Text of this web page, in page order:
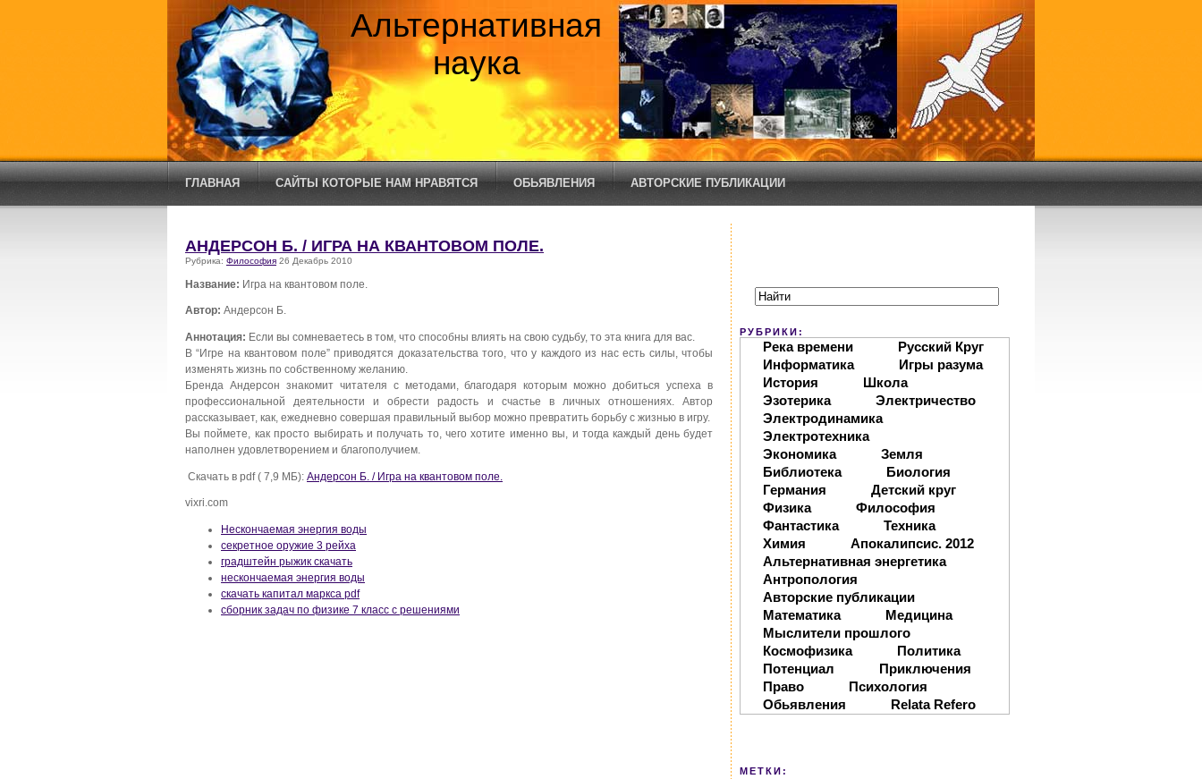
Альтернативная
наука
ГЛАВНАЯ САЙТЫ КОТОРЫЕ НАМ НРАВЯТСЯ ОБЬЯВЛЕНИЯ АВТОРСКИЕ ПУБЛИКАЦИИ
АНДЕРСОН Б. / ИГРА НА КВАНТОВОМ ПОЛЕ.
Рубрика: Философия 26 Декабрь 2010
Название: Игра на квантовом поле.
Автор: Андерсон Б.
Аннотация: Если вы сомневаетесь в том, что способны влиять на свою судьбу, то эта книга для вас.
В “Игре на квантовом поле” приводятся доказательства того, что у каждого из нас есть силы, чтобы
изменять жизнь по собственному желанию.
Бренда Андерсон знакомит читателя с методами, благодаря которым можно добиться успеха в
профессиональной деятельности и обрести радость и счастье в личных отношениях. Автор
рассказывает, как, ежедневно совершая правильный выбор можно превратить борьбу с жизнью в игру.
Вы поймете, как просто выбирать и получать то, чего хотите именно вы, и тогда каждый день будет
наполнен удовлетворением и благополучием.
Скачать в pdf ( 7,9 МБ): Андерсон Б. / Игра на квантовом поле.
vixri.com
Нескончаемая энергия воды
секретное оружие 3 рейха
градштейн рыжик скачать
нескончаемая энергия воды
скачать капитал маркса pdf
сборник задач по физике 7 класс с решениями
РУБРИКИ:
Река времени
Русский Круг
Информатика
Игры разума
История
Школа
Эзотерика
Электричество
Электродинамика
Электротехника
Экономика
Земля
Библиотека
Биология
Германия
Детский круг
Физика
Философия
Фантастика
Техника
Химия
Апокалипсис. 2012
Альтернативная энергетика
Антропология
Авторские публикации
Математика
Медицина
Мыслители прошлого
Космофизика
Политика
Потенциал
Приключения
Право
Психология
Обьявления
Relata Refero
МЕТКИ: